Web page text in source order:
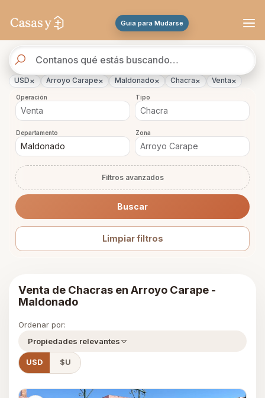
Guia para Mudarse
de
propiedades
USD× Arroyo Carape× Maldonado× Chacra× Venta×
Operación Tipo
Departamento Zona
Filtros avanzados
Buscar
Limpiar filtros
Venta de Chacras en Arroyo Carape -
Maldonado
Ordenar por:
Propiedades relevantes
USD $U